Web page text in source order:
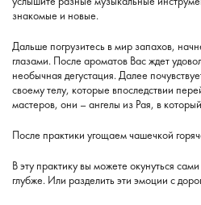
знакомые и новые.
Дальше погрузитесь в мир запахов,
глазами. После ароматов Вас ждет
необычная дегустация. Далее
своему телу, которые впоследствии
мастеров, они – ангелы из Рая, в
После практики угощаем чашечкой
В эту практику вы можете окунуться
глубже. Или разделить эти эмоции с